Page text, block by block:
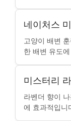
네이처스
고양이 배변
한 배변 유도
미스터리
라벤더 향이
에 효과적입니